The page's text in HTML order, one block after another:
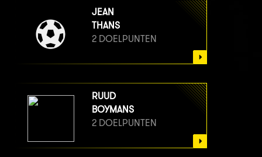
JEAN
THANS
2 DOELPUNTEN
RUUD
BOYMANS
2 DOELPUNTEN